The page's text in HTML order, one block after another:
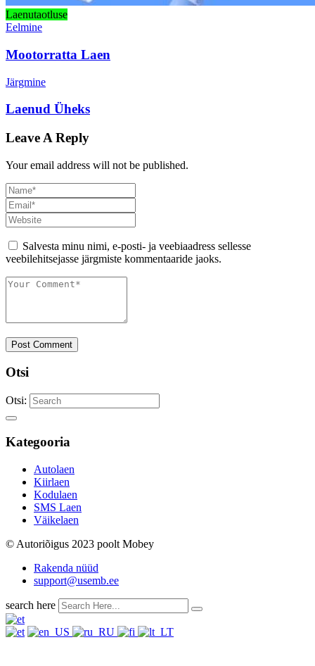
Laenutaotluse
Eelmine
Mootorratta Laen
Järgmine
Laenud Üheks
Leave A Reply
Your email address will not be published.
Salvesta minu nimi, e-posti- ja veebiaadress sellesse
veebilehitsejasse järgmiste kommentaaride jaoks.
Post Comment
Otsi
Otsi:
Kategooria
Autolaen
Kiirlaen
Kodulaen
SMS Laen
Väikelaen
© Autoriõigus 2023 poolt Mobey
Rakenda nüüd
support@usemb.ee
search here